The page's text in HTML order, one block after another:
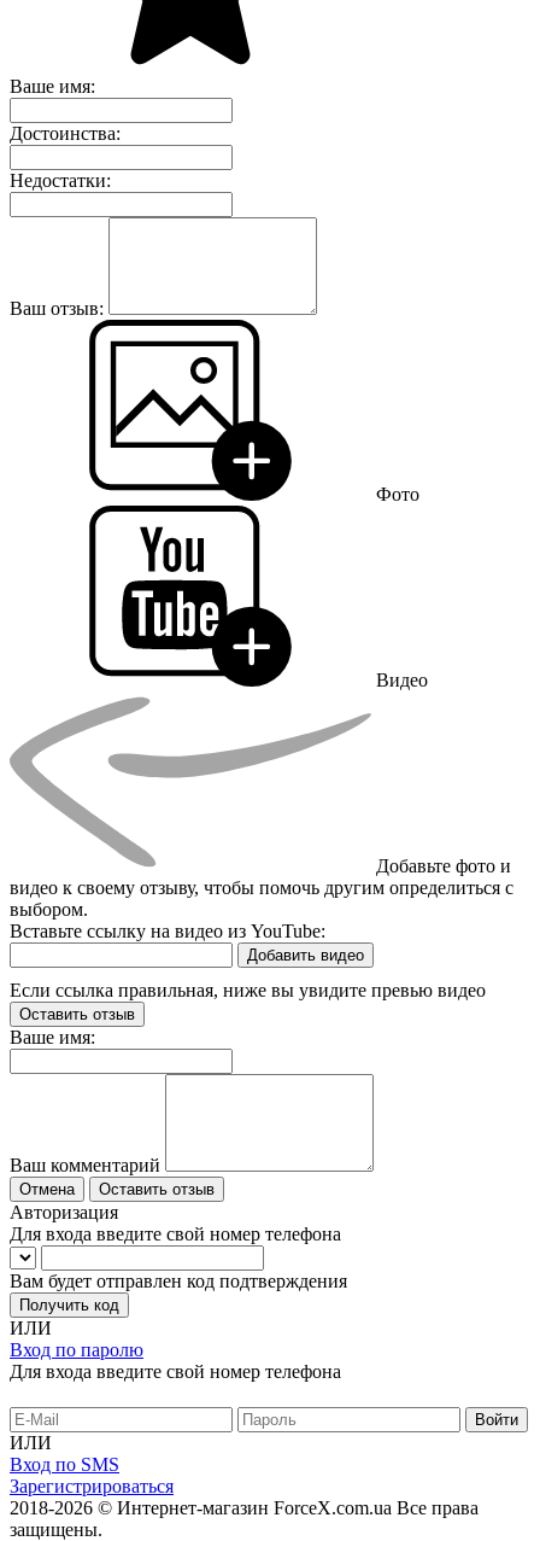
Ваше имя:
Достоинства:
Недостатки:
Ваш отзыв:
Фото
Видео
Добавьте фото и
видео к своему отзыву, чтобы помочь другим определиться с
выбором.
Вставьте ссылку на видео из YouTube:
Добавить видео
Если ссылка правильная, ниже вы увидите превью видео
Оставить отзыв
Ваше имя:
Ваш комментарий
Отмена Оставить отзыв
Авторизация
Для входа введите свой номер телефона
Вам будет отправлен код подтверждения
Получить код
ИЛИ
Вход по паролю
Для входа введите свой номер телефона
ИЛИ
Вход по SMS
Зарегистрироваться
2018-2026 © Интернет-магазин ForceX.com.ua Все права
защищены.